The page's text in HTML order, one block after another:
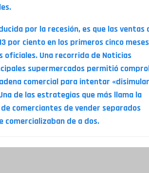
por la recesión, es que las ventas
por ciento en los primeros cinco
oficiales. Una recorrida de Noticias
supermercados permitió
comercial para intentar
de las estrategias que más llama la
comerciantes de vender separados
comercializaban de a dos.